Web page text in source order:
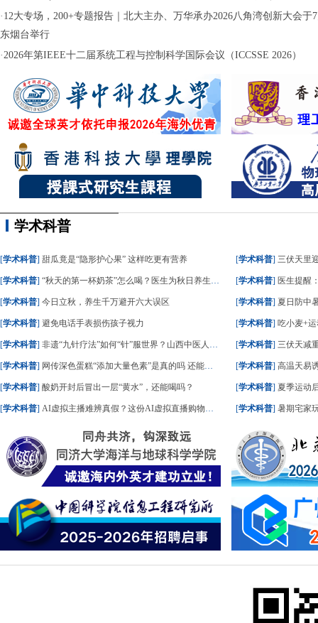
· 12大专场，200+专题报告｜北大主办、万华承办2026八角湾创新大会于
东烟台举行
·2026年第IEEE十二届系统工程与控制科学国际会议（ICCSSE 2026）
学术科普
[学术科普] 甜瓜竟是“隐形护心果” 这样吃更有营养
[学术科普] “秋天的第一杯奶茶”怎么喝？医生为秋日养生饮食划重点
[学术科普] 今日立秋，养生千万避开六大误区
[学术科普] 避免电话手表损伤孩子视力
[学术科普] 非遗“九针疗法”如何“针”服世界？山西中医人这样答
[学术科普] 网传深色蛋糕“添加大量色素”是真的吗 还能不能吃？
[学术科普] 酸奶开封后冒出一层“黄水”，还能喝吗？
[学术科普] AI虚拟主播难辨真假？这份AI虚拟直播购物指南请收好
[学术科普] 三伏天里
[学术科普] 医生提醒
[学术科普] 夏日防中
[学术科普] 吃小麦+
[学术科普] 三伏天减重
[学术科普] 高温天易
[学术科普] 夏季运动
[学术科普] 暑期宅家玩